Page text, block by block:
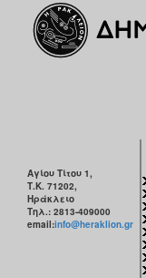
Αγίου Τίτου 1,
Τ.Κ. 71202,
Ηράκλειο
Τηλ.: 2813-409000
email:info@heraklion.gr